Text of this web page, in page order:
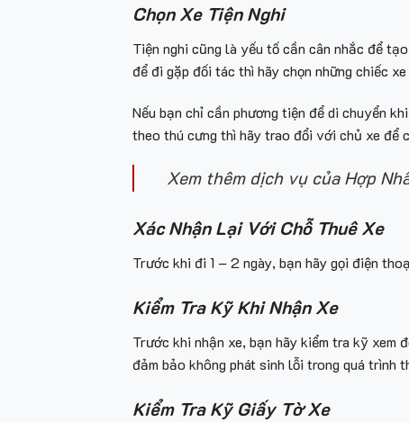
Chọn Xe Tiện Nghi
Tiện nghi cũng là yếu tố cần cân nhắc để
để đi gặp đối tác thì hãy chọn những chiếc
Nếu bạn chỉ cần phương tiện để di chuyển
theo thú cưng thì hãy trao đổi với chủ xe để
Xem thêm dịch vụ của Hợp
Xác Nhận Lại Với Chỗ Thuê Xe
Trước khi đi 1 – 2 ngày, bạn hãy gọi điện
Kiểm Tra Kỹ Khi Nhận Xe
Trước khi nhận xe, bạn hãy kiểm tra kỹ
đảm bảo không phát sinh lỗi trong quá trình
Kiểm Tra Kỹ Giấy Tờ Xe